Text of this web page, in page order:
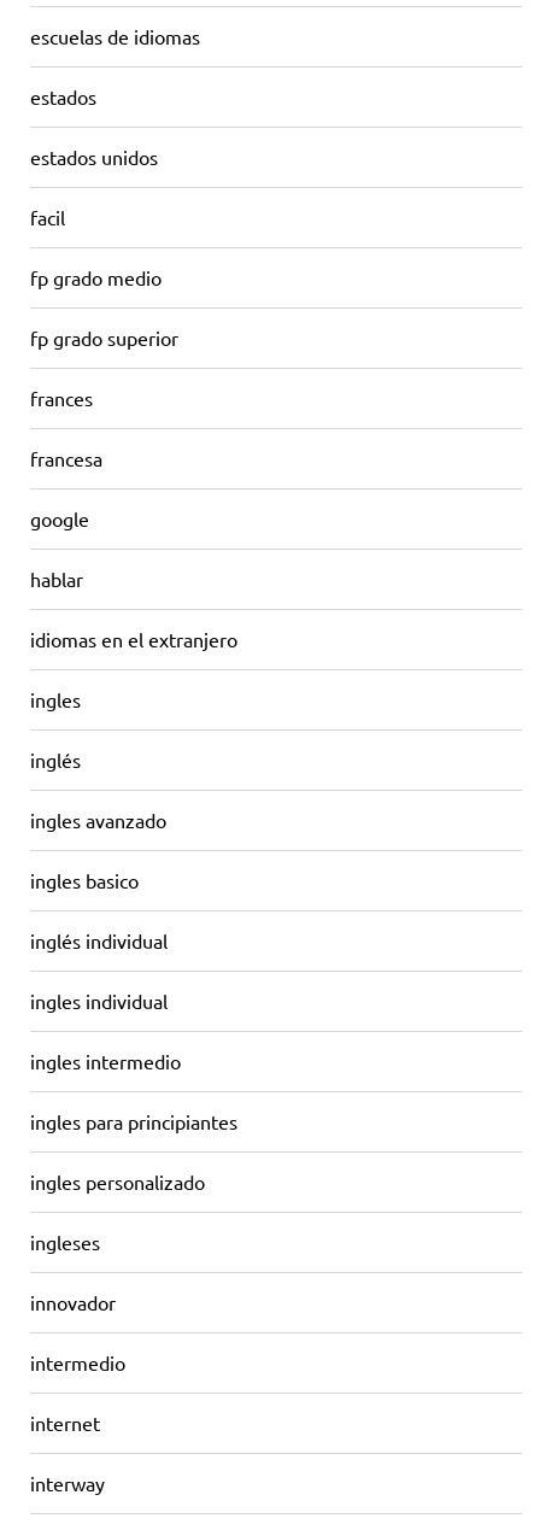
escuelas de idiomas
estados
estados unidos
facil
fp grado medio
fp grado superior
frances
francesa
google
hablar
idiomas en el extranjero
ingles
inglés
ingles avanzado
ingles basico
inglés individual
ingles individual
ingles intermedio
ingles para principiantes
ingles personalizado
ingleses
innovador
intermedio
internet
interway